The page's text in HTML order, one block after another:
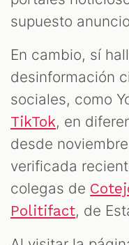
supuesto
En cambio, sí
desinformación
sociales, como
TikTok, en
desde
verificada
colegas de
Politifact, de